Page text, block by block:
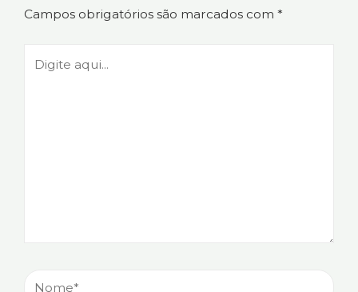
Campos obrigatórios são marcados com *